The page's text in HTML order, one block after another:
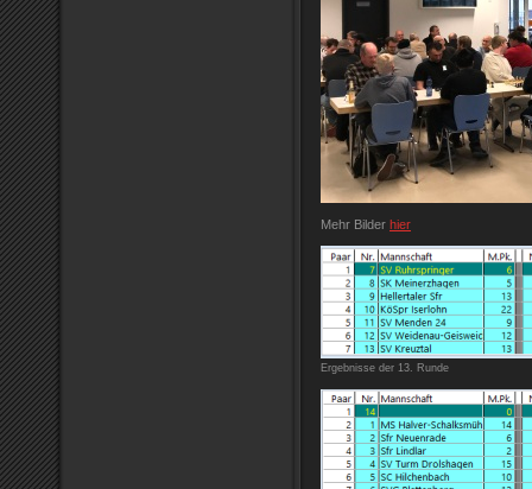
Mehr Bilder hier
Ergebnisse der 13. Runde